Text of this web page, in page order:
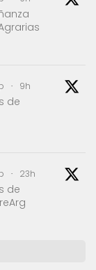
· 9h
de
· 23h
de